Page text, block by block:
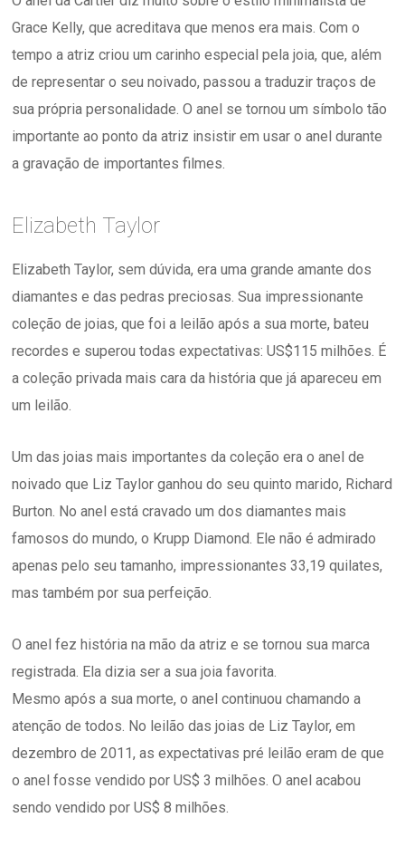
Grace Kelly, que acreditava que menos era mais. Com o
tempo a atriz criou um carinho especial pela joia, que, além
de representar o seu noivado, passou a traduzir traços de
sua própria personalidade. O anel se tornou um símbolo tão
importante ao ponto da atriz insistir em usar o anel durante
a gravação de importantes filmes.
Elizabeth Taylor
Elizabeth Taylor, sem dúvida, era uma grande amante dos
diamantes e das pedras preciosas. Sua impressionante
coleção de joias, que foi a leilão após a sua morte, bateu
recordes e superou todas expectativas: US$115 milhões. É
a coleção privada mais cara da história que já apareceu em
um leilão.
Um das joias mais importantes da coleção era o anel de
noivado que Liz Taylor ganhou do seu quinto marido, Richard
Burton. No anel está cravado um dos diamantes mais
famosos do mundo, o Krupp Diamond. Ele não é admirado
apenas pelo seu tamanho, impressionantes 33,19 quilates,
mas também por sua perfeição.
O anel fez história na mão da atriz e se tornou sua marca
registrada. Ela dizia ser a sua joia favorita.
Mesmo após a sua morte, o anel continuou chamando a
atenção de todos. No leilão das joias de Liz Taylor, em
dezembro de 2011, as expectativas pré leilão eram de que
o anel fosse vendido por US$ 3 milhões. O anel acabou
sendo vendido por US$ 8 milhões.